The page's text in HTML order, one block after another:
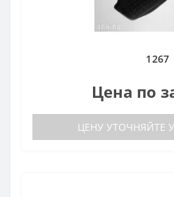
1267
Цена по
ЦЕНУ УТОЧНЯЙТЕ